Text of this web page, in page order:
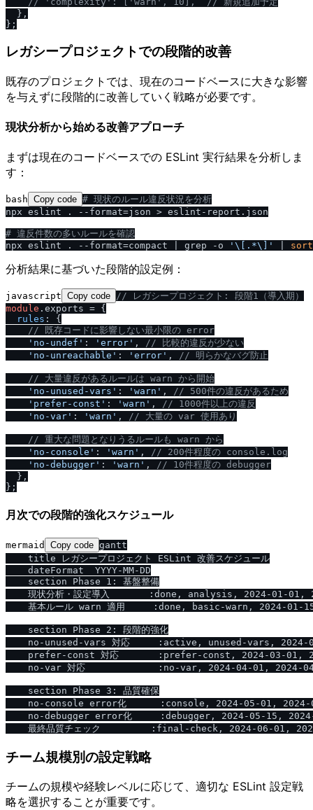
  },
レガシープロジェクトでの段階的改善
既存のプロジェクトでは、現在のコードベースに大きな影響
を与えずに段階的に改善していく戦略が必要です。
現状分析から始める改善アプローチ
まずは現在のコードベースでの ESLint 実行結果を分析しま
す：
bash Copy code # 現状のルール違反状況を分析
npx eslint . --format=json > eslint-report.json
# 違反件数の多いルールを確認
npx eslint . --format=compact | grep -o
'\[.*\]' sort
分析結果に基づいた段階的設定例：
javascript Copy code // レガシープロジェクト: 段階1（導入期）
module . exports = {
rules : {
// 既存コードに影響しない最小限の error
'no-undef' : 'error' , // 比較的違反が少ない
'no-unreachable' : 'error' , // 明らかなバグ防止
// 大量違反があるルールは warn から開始
'no-unused-vars' : 'warn' , // 500件の違反があるため
'prefer-const' : 'warn' , // 1000件以上の違反
'no-var' : 'warn' , // 大量の var 使用あり
// 重大な問題となりうるルールも warn から
'no-console' : 'warn' , // 200件程度の console.log
'no-debugger' : 'warn' , // 10件程度の debugger
  },
月次での段階的強化スケジュール
mermaid Copy code gantt
    title レガシープロジェクト ESLint 改善スケジュール
    dateFormat  YYYY-MM-DD
    section Phase 1: 基盤整備
現状分析・設定導入       :done, analysis, 2024-01-01,
基本ルール warn 適用     :done, basic-warn, 2024-01-
    section Phase 2: 段階的強化
no-unused-vars 対応     :active, unused-vars,
prefer-const 対応       :prefer-const, 2024-03-01,
no-var 対応             :no-var, 2024-04-01, 2024-
    section Phase 3: 品質確保
no-console error化      :console, 2024-05-01,
no-debugger error化     :debugger, 2024-05-15,
チーム規模別の設定戦略
チームの規模や経験レベルに応じて、適切な ESLint 設定戦
略を選択することが重要です。